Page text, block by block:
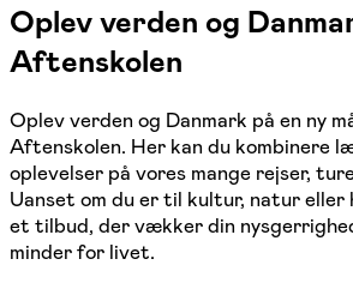
Oplev verden og
Aftenskolen
Oplev verden og Danmark på en ny
Aftenskolen. Her kan du kombinere
oplevelser på vores mange rejser,
Uanset om du er til kultur, natur eller
et tilbud, der vækker din
minder for livet.